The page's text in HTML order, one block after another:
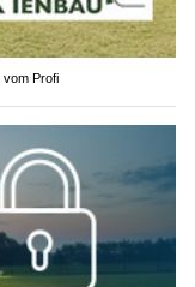
vom Profi